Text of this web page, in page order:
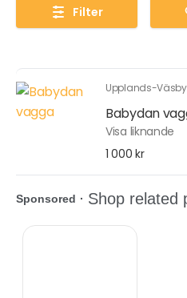
Filter
Upplands-Väsby
Babydan
Visa liknande
1 000 kr